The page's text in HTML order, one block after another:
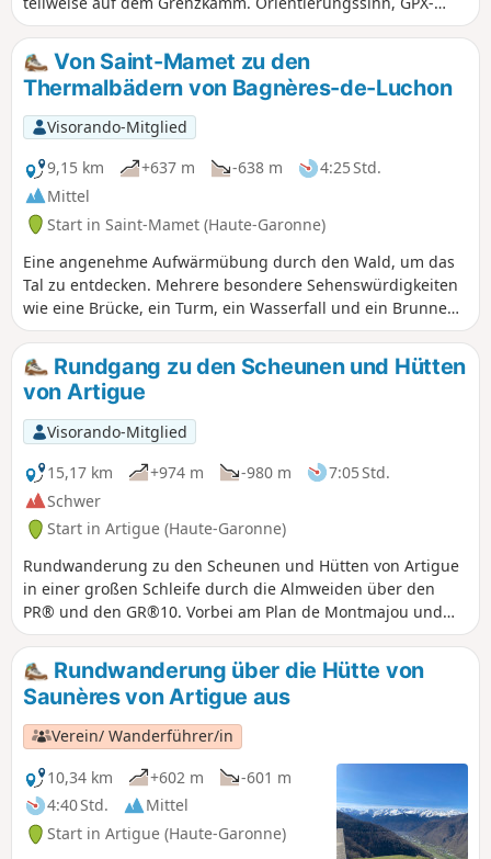
Track und Kartengrundlage werden dringend empfohlen.
Von Saint-Mamet zu den
Thermalbädern von Bagnères-de-Luchon
Visorando-Mitglied
9,15 km
+637 m -638 m
4:25 Std.
Mittel
Start in Saint-Mamet (Haute-Garonne)
Eine angenehme Aufwärmübung durch den Wald, um das
Tal zu entdecken. Mehrere besondere Sehenswürdigkeiten
wie eine Brücke, ein Turm, ein Wasserfall und ein Brunnen
säumen den Weg, darunter ein überraschender
Liebesbrunnen, den Sie nicht verpassen sollten (achten Sie
auf das Schild), um die Geschichte der Region besser zu
verstehen.
Rundgang zu den Scheunen und Hütten
von Artigue
Visorando-Mitglied
15,17 km
+974 m -980 m
7:05 Std.
Schwer
Start in Artigue (Haute-Garonne)
Rundwanderung zu den Scheunen und Hütten von Artigue
in einer großen Schleife durch die Almweiden über den
PR® und den GR®10. Vorbei am Plan de Montmajou und
den Grenzsteinen bis zum Col des Taons de Bacanère. Der
Rückweg führt an zwei Hütten und dem Staatswald Forêt
Domaniale de la Cigalère vorbei. Eine sehr angenehme
Wanderung unter der sanften Herbstsonne mit einem
schönen Blick auf die Gipfel und 3000er des Luchonnais, die
manchmal vom ersten Schnee bedeckt sind.
Rundwanderung über die Hütte von
Saunères von Artigue aus
Verein/ Wanderführer/in
10,34 km
+602 m
-601 m
4:40 Std.
Mittel
Start in Artigue (Haute-Garonne)